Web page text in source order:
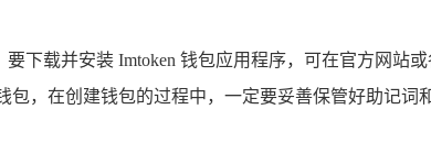
下载并安装 Imtoken 钱包应用程序，可在官方网站
，在创建钱包的过程中，一定要妥善保管好助记